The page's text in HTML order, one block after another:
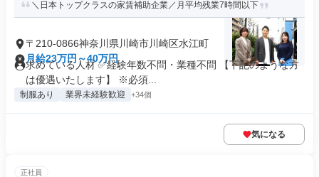
＼日本トップクラスの家賃補助企業／月平均残業7時間以下
〒210-0866神奈川県川崎市川崎区水江町
月給23万円～40万円
求めている人材 ✅経験年数不問・業種不問 【下記のような方
は優遇いたします】 ※必須...
制服あり 業界未経験歓迎 +34個
気になる
正社員